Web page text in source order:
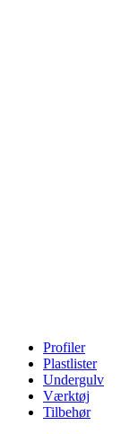
Profiler
Plastlister
Undergulv
Værktøj
Tilbehør